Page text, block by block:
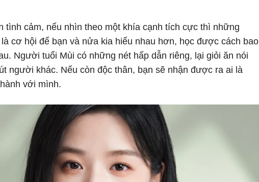
tình cảm, nếu nhìn theo một khía cạnh tích cực thì những
là cơ hội để bạn và nửa kia hiểu nhau hơn, học được cách bao
Người tuổi Mùi có những nét hấp dẫn riêng, lại giỏi ăn nói
người khác. Nếu còn độc thân, bạn sẽ nhận được ra ai là
với mình.